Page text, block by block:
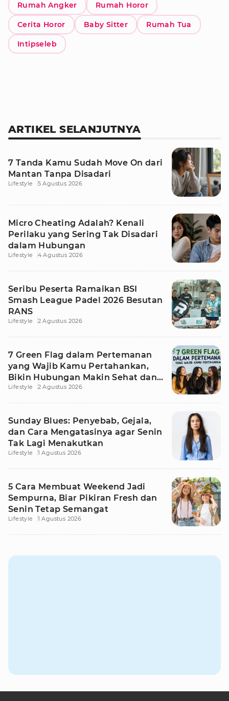
Rumah Angker Rumah Horor
Cerita Horor Baby Sitter Rumah Tua
Intipseleb
ARTIKEL SELANJUTNYA
7 Tanda Kamu Sudah Move On dari
Mantan Tanpa Disadari
Lifestyle 5 Agustus 2026
Micro Cheating Adalah? Kenali
Perilaku yang Sering Tak Disadari
dalam Hubungan
Lifestyle 4 Agustus 2026
Seribu Peserta Ramaikan BSI
Smash League Padel 2026 Besutan
RANS
Lifestyle 2 Agustus 2026
7 Green Flag dalam Pertemanan
yang Wajib Kamu Pertahankan,
Bikin Hubungan Makin Sehat dan
Awet
Lifestyle 2 Agustus 2026
Sunday Blues: Penyebab, Gejala,
dan Cara Mengatasinya agar Senin
Tak Lagi Menakutkan
Lifestyle 1 Agustus 2026
5 Cara Membuat Weekend Jadi
Sempurna, Biar Pikiran Fresh dan
Senin Tetap Semangat
Lifestyle 1 Agustus 2026